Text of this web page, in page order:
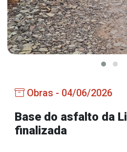
Secretarias
Administração
Agricultura e Meio Ambiente
Obras
Saúde
Obras - 04/06/2026
Base do asfalto da
finalizada